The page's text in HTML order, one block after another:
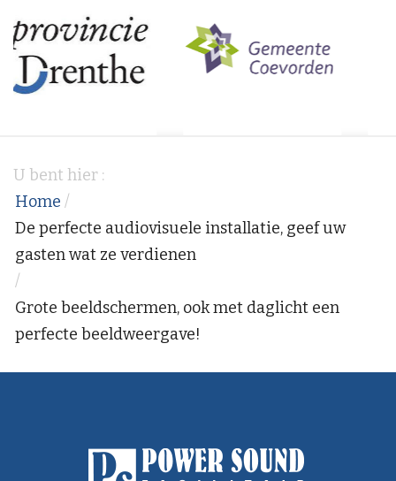
U bent hier :
Home /
De perfecte audiovisuele installatie, geef uw
gasten wat ze verdienen
/
Grote beeldschermen, ook met daglicht een
perfecte beeldweergave!